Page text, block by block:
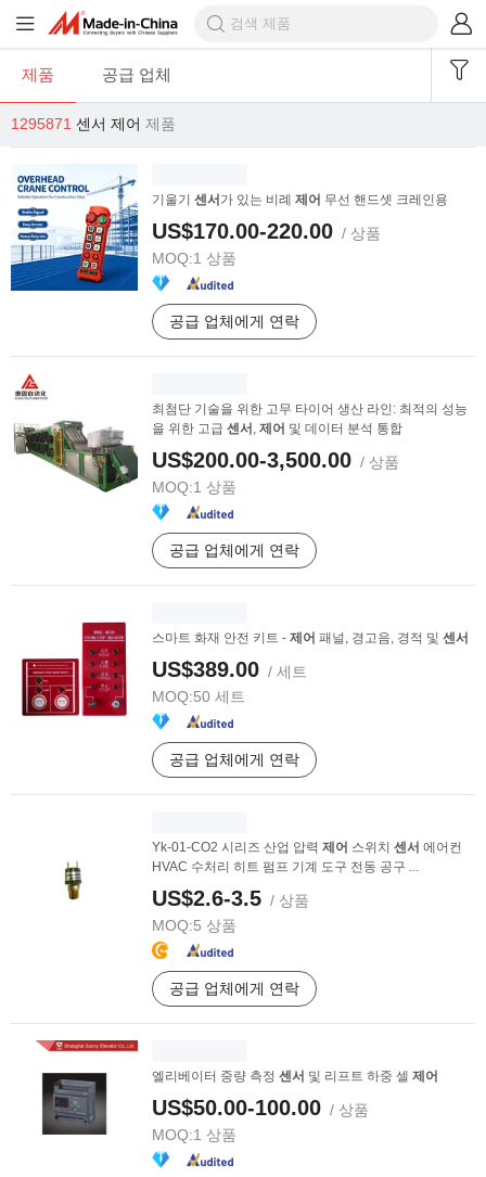
제품 공급 업체
1295871 센서 제어 제품
기울기 센서 가 있는 비례 제어 무선 핸드셋 크레인용
US$170.00-220.00 / 상품
MOQ:1 상품
공급 업체에게 연락
최첨단 기술을 위한 고무 타이어 생산 라인: 최적의 성능
을 위한 고급 센서 , 제어 및 데이터 분석 통합
US$200.00-3,500.00 / 상품
MOQ:1 상품
공급 업체에게 연락
스마트 화재 안전 키트 - 제어 패널, 경고음, 경적 및 센서
US$389.00 / 세트
MOQ:50 세트
공급 업체에게 연락
Yk-01-CO2 시리즈 산업 압력 제어 스위치 센서 에어컨
HVAC 수처리 히트 펌프 기계 도구 전동 공구 ...
US$2.6-3.5 / 상품
MOQ:5 상품
공급 업체에게 연락
엘리베이터 중량 측정 센서 및 리프트 하중 셀 제어
US$50.00-100.00 / 상품
MOQ:1 상품